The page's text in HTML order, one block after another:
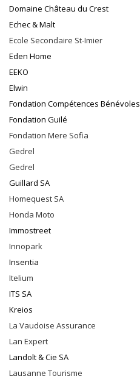
Domaine Château du Crest
Echec & Malt
Ecole Secondaire St-Imier
Eden Home
EEKO
Elwin
Fondation Compétences Bénévoles
Fondation Guilé
Fondation Mere Sofia
Gedrel
Gedrel
Guillard SA
Homequest SA
Honda Moto
Immostreet
Innopark
Insentia
Itelium
ITS SA
Kreios
La Vaudoise Assurance
Lan Expert
Landolt & Cie SA
Lausanne Tourisme